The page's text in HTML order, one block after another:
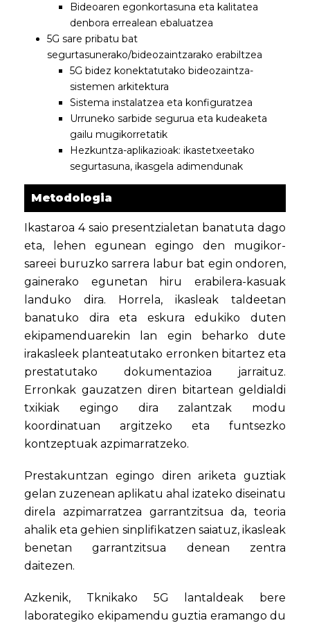
Bideoaren egonkortasuna eta kalitatea
denbora errealean ebaluatzea
5G sare pribatu bat
segurtasunerako/bideozaintzarako erabiltzea
5G bidez konektatutako bideozaintza-
sistemen arkitektura
Sistema instalatzea eta konfiguratzea
Urruneko sarbide segurua eta kudeaketa
gailu mugikorretatik
Hezkuntza-aplikazioak: ikastetxeetako
segurtasuna, ikasgela adimendunak
Metodologia
Ikastaroa 4 saio presentzialetan banatuta dago
eta, lehen egunean egingo den mugikor-
sareei buruzko sarrera labur bat egin ondoren,
gainerako egunetan hiru erabilera-kasuak
landuko dira. Horrela, ikasleak taldeetan
banatuko dira eta eskura edukiko duten
ekipamenduarekin lan egin beharko dute
irakasleek planteatutako erronken bitartez eta
prestatutako dokumentazioa jarraituz.
Erronkak gauzatzen diren bitartean geldialdi
txikiak egingo dira zalantzak modu
koordinatuan argitzeko eta funtsezko
kontzeptuak azpimarratzeko.
Prestakuntzan egingo diren ariketa guztiak
gelan zuzenean aplikatu ahal izateko diseinatu
direla azpimarratzea garrantzitsua da, teoria
ahalik eta gehien sinplifikatzen saiatuz, ikasleak
benetan garrantzitsua denean zentra
daitezen.
Azkenik, Tknikako 5G lantaldeak bere
laborategiko ekipamendu guztia eramango du